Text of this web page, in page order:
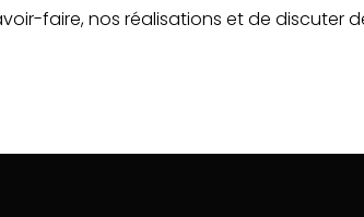
faire, nos réalisations et de discuter